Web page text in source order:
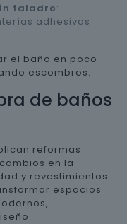
taladro:
adhesivas
el baño en poco
escombros.
de baños
reformas
en la
y revestimientos.
espacios